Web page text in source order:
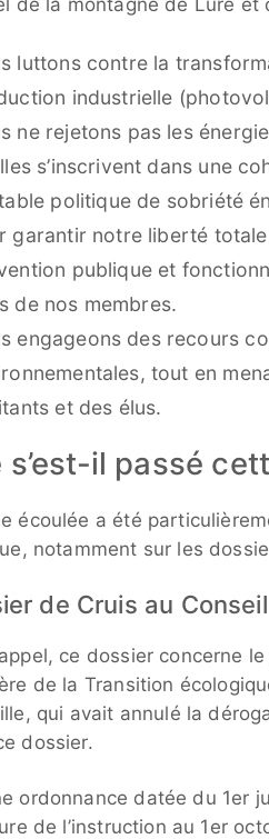
luttons contre la
industrielle
ne rejetons pas les
s’inscrivent dans une
politique de sobriété
garantir notre liberté
publique et
de nos membres.
engageons des recours
tout en
et des élus.
s’est-il passé
écoulée a été
notamment sur les
de Cruis au Conseil
ce dossier concerne
de la Transition
qui avait annulé la
dossier.
ordonnance datée du 1er
de l’instruction au 1er